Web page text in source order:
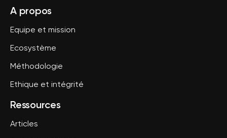
A propos
Equipe et mission
Ecosystème
Méthodologie
Ethique et intégrité
Ressources
Articles